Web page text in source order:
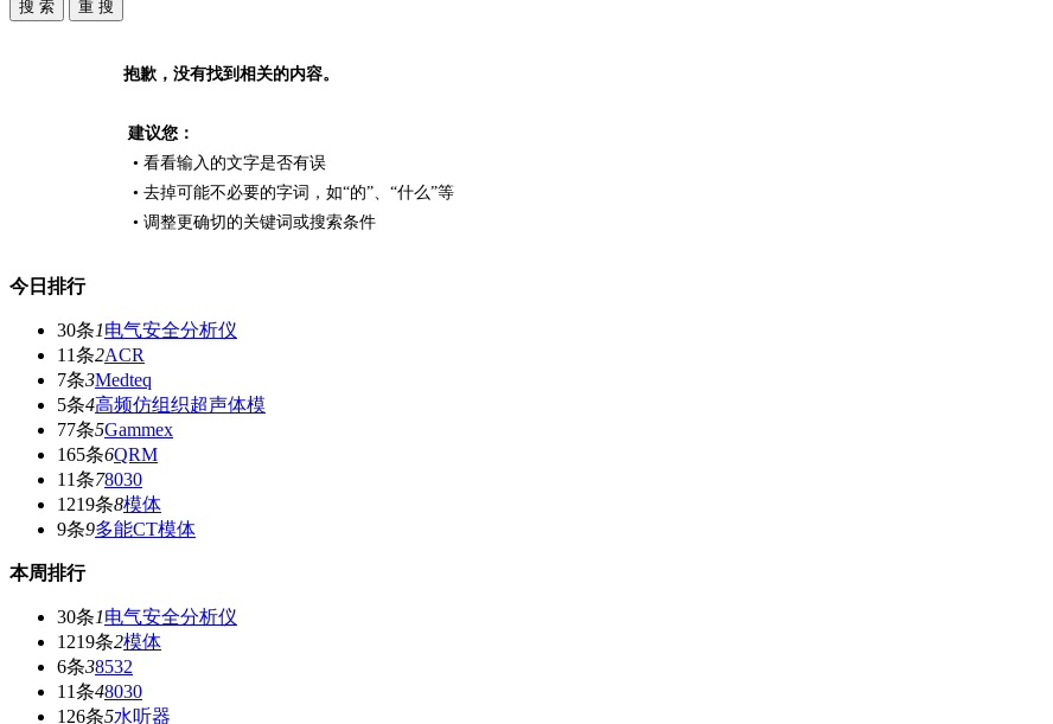
抱歉，没有找到相关的内容。
建议您：
• 看看输入的文字是否有误
• 去掉可能不必要的字词，如“的”、“什么”等
• 调整更确切的关键词或搜索条件
今日排行
30条1电气安全分析仪
11条2ACR
7条3Medteq
5条4高频仿组织超声体模
77条5Gammex
165条6QRM
11条78030
1219条8模体
9条9多能CT模体
本周排行
30条1电气安全分析仪
1219条2模体
6条38532
11条48030
126条5水听器